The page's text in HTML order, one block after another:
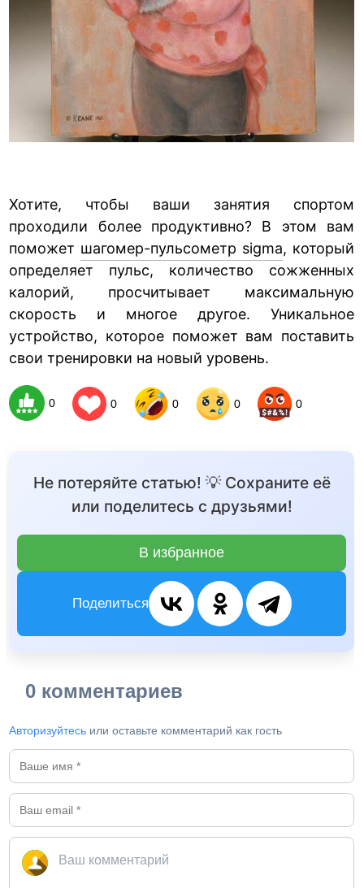
Хотите, чтобы ваши занятия спортом
проходили более продуктивно? В этом вам
поможет шагомер-пульсометр sigma, который
определяет пульс, количество сожженных
калорий, просчитывает максимальную
скорость и многое другое. Уникальное
устройство, которое поможет вам поставить
свои тренировки на новый уровень.
0 0 0 0 0
Не потеряйте статью! 💡 Сохраните её
или поделитесь с друзьями!
В избранное
Поделиться
0 комментариев
Авторизуйтесь или оставьте комментарий как гость